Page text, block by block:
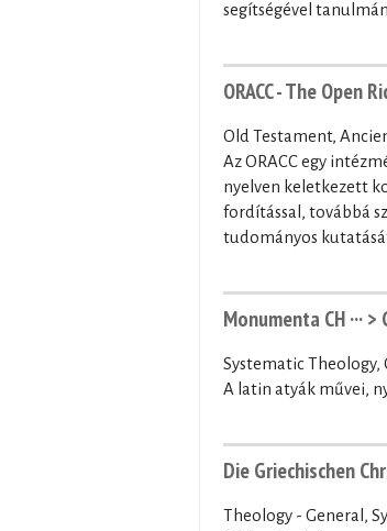
segítségével
ORACC - The Open
Old Testament,
Az ORACC egy
nyelven keletkezett
fordítással, továbbá
tudományos
Monumenta CH ··· >
Systematic Theology,
A latin atyák művei,
Die Griechischen
Theology - General,